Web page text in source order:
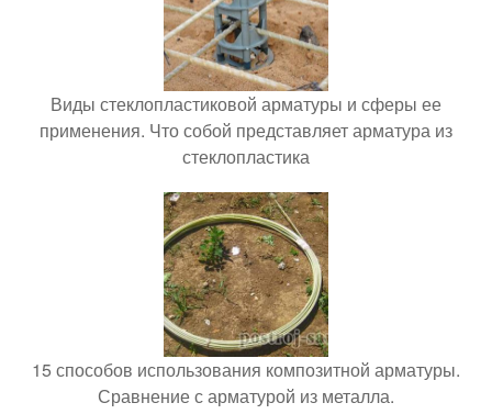
Виды стеклопластиковой арматуры и сферы ее
применения. Что собой представляет арматура из
стеклопластика
15 способов использования композитной арматуры.
Сравнение с арматурой из металла.